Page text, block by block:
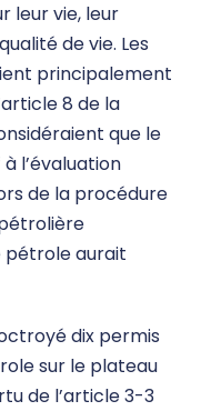
leur vie, leur
de vie. Les
principalement
8 de la
que le
l’évaluation
de la procédure
pétrole aurait
dix permis
sur le plateau
de l’article 3-3